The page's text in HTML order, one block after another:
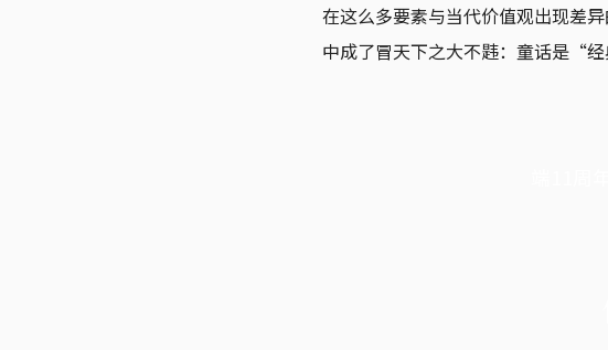
在这么多要素与当代价值观出现差
中成了冒天下之大不韪：童话是“